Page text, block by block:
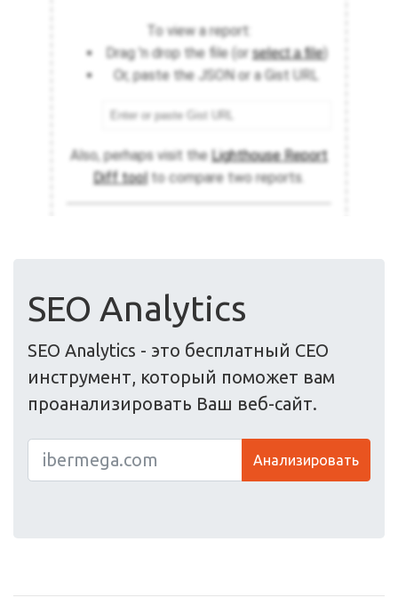
SEO Analytics
SEO Analytics - это бесплатный СЕО
инструмент, который поможет вам
проанализировать Ваш веб-сайт.
Анализировать